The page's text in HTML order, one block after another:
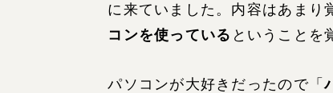
に来ていました。内容はあまり
コンを使っている ということを
パソコンが大好きだったので「